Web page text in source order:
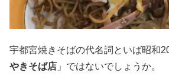
宇都宮焼きそばの代名詞といば昭和
やきそば店 」ではないでしょうか。